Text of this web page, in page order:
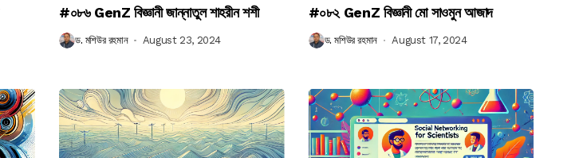
#০৮৬ GenZ বিজ্ঞানী জান্নাতুল শাহরীন শশী
ড. মশিউর রহমান August 23, 2024
#০৮২ GenZ বিজ্ঞানী মো সাওমুন আজাদ
ড. মশিউর রহমান August 17, 2024